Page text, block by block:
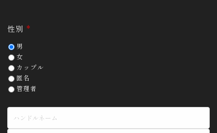
性別 *
男
女
カップル
匿名
管理者